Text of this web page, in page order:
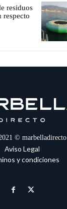
residuos
respecto
© marbelladirecto
Aviso Legal
y condiciones